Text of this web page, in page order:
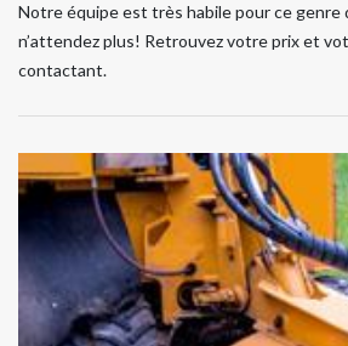
Notre équipe est très habile pour ce
n’attendez plus! Retrouvez votre prix et
contactant.